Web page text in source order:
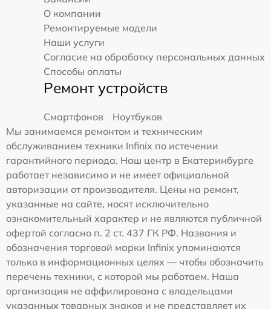
О компании
Ремонтируемые модели
Наши услуги
Согласие на обработку персональных данных
Способы оплаты
Ремонт устройств
Смартфонов
Ноутбуков
Мы занимаемся ремонтом и техническим
обслуживанием техники Infinix по истечении
гарантийного периода. Наш центр в Екатеринбурге
работает независимо и не имеет официальной
авторизации от производителя. Цены на ремонт,
указанные на сайте, носят исключительно
ознакомительный характер и не являются публичной
офертой согласно п. 2 ст. 437 ГК РФ. Названия и
обозначения торговой марки Infinix упоминаются
только в информационных целях — чтобы обозначить
перечень техники, с которой мы работаем. Наша
организация не аффилирована с владельцами
указанных товарных знаков и не представляет их